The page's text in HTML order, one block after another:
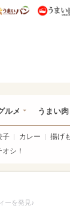
特集
いめし うまいパ
ルメ うまい肉
子 カレー 揚げ
シ！
ーを発見♪